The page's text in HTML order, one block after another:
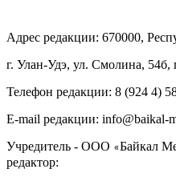
Адрес редакции: 670000,
г. Улан-Удэ, ул. Смолина,
Телефон редакции: ‎‎8 (924 4)
E-mail редакции: info@baikal-
Учредитель - ООО «Байкал
редактор: